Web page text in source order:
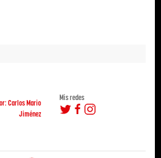
Carlos Mario
Jiménez
Mis redes